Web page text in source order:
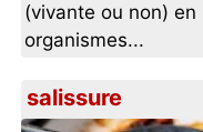
(vivante ou non)
organismes...
salissure